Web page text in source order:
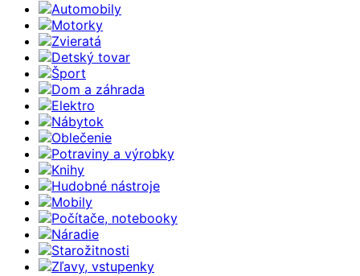
Automobily
Motorky
Zvieratá
Detský tovar
Šport
Dom a záhrada
Elektro
Nábytok
Oblečenie
Potraviny a výrobky
Knihy
Hudobné nástroje
Mobily
Počítače, notebooky
Náradie
Starožitnosti
Zľavy, vstupenky